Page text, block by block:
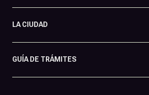
LA CIUDAD
GUÍA DE TRÁMITES